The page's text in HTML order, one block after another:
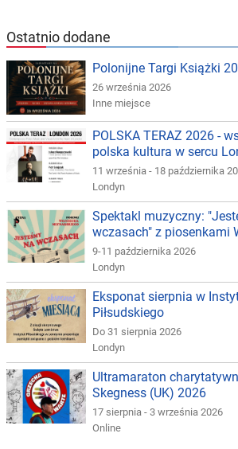
Ostatnio dodane
Polonijne Targi Książki
26 września 2026
Inne miejsce
POLSKA TERAZ 2026 -
polska kultura w sercu
11 września - 18 października
Londyn
Spektakl muzyczny:
wczasach" z piosenkami
9-11 października 2026
Londyn
Eksponat sierpnia w
Piłsudskiego
Do 31 sierpnia 2026
Londyn
Ultramaraton
Skegness (UK) 2026
17 sierpnia - 3 września 2026
Online